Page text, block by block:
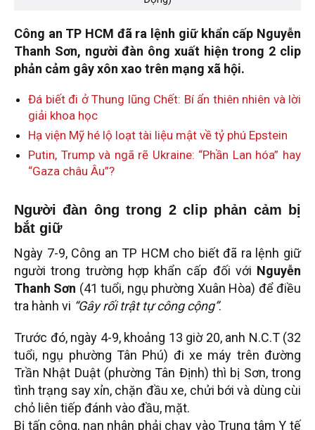
Công an TP HCM đã ra lệnh giữ khẩn cấp Nguyễn
Thanh Sơn, người đàn ông xuất hiện trong 2 clip
phản cảm gây xôn xao trên mạng xã hội.
Đá biết đi ở Thung lũng Chết: Bí ẩn thiên nhiên và lời
giải khoa học
Hạ viện Mỹ hé lộ loạt tài liệu mật về tỷ phú Epstein
Putin, Trump và ngã rẽ Ukraine: “Phần Lan hóa” hay
“Gaza châu Âu”?
Người đàn ông trong 2 clip phản cảm bị
bắt giữ
Ngày 7-9, Công an TP HCM cho biết đã ra lệnh giữ
người trong trường hợp khẩn cấp đối với Nguyễn
Thanh Sơn (41 tuổi, ngụ phường Xuân Hòa) để điều
tra hành vi “Gây rối trật tự công cộng”.
Trước đó, ngày 4-9, khoảng 13 giờ 20, anh N.C.T (32
tuổi, ngụ phường Tân Phú) đi xe máy trên đường
Trần Nhật Duật (phường Tân Định) thì bị Sơn, trong
tình trạng say xỉn, chặn đầu xe, chửi bới và dùng cùi
chỏ liên tiếp đánh vào đầu, mặt.
Bị tấn công, nạn nhân phải chạy vào Trung tâm Y tế